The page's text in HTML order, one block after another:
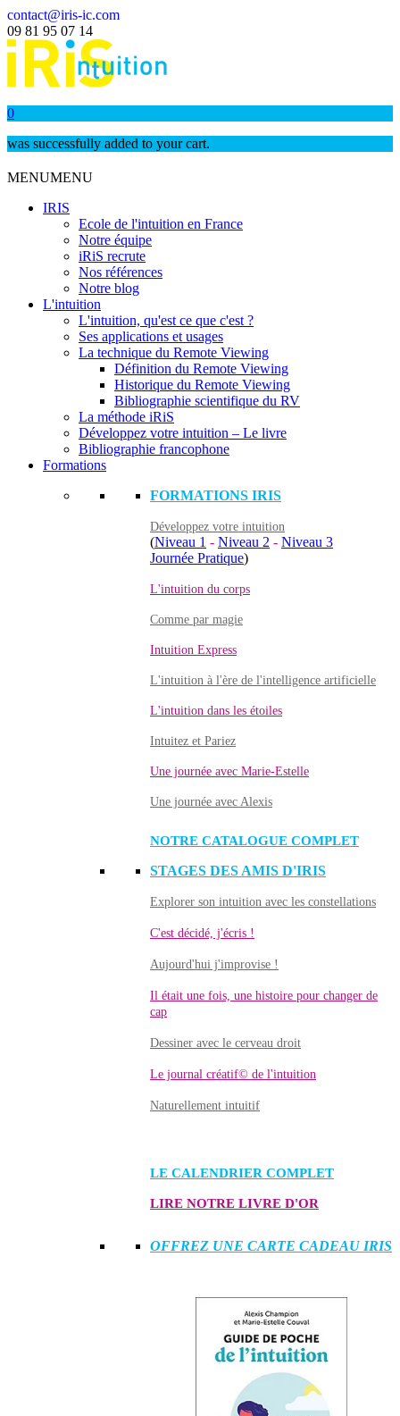
contact@iris-ic.com
09 81 95 07 14
0
was successfully added to your cart.
MENUMENU
IRIS
Ecole de l'intuition en France
Notre équipe
iRiS recrute
Nos références
Notre blog
L'intuition
L'intuition, qu'est ce que c'est ?
Ses applications et usages
La technique du Remote Viewing
Définition du Remote Viewing
Historique du Remote Viewing
Bibliographie scientifique du RV
La méthode iRiS
Développez votre intuition – Le livre
Bibliographie francophone
Formations
FORMATIONS IRIS
Développez votre intuition
(Niveau 1 - Niveau 2 - Niveau 3
Journée Pratique)
L'intuition du corps
Comme par magie
Intuition Express
L'intuition à l'ère de l'intelligence artificielle
L'intuition dans les étoiles
Intuitez et Pariez
Une journée avec Marie-Estelle
Une journée avec Alexis
NOTRE CATALOGUE COMPLET
STAGES DES AMIS D'IRIS
Explorer son intuition avec les constellations
C'est décidé, j'écris !
Aujourd'hui j'improvise !
Il était une fois, une histoire pour changer de
cap
Dessiner avec le cerveau droit
Le journal créatif© de l'intuition
Naturellement intuitif
LE CALENDRIER COMPLET
LIRE NOTRE LIVRE D'OR
OFFREZ UNE CARTE CADEAU IRIS